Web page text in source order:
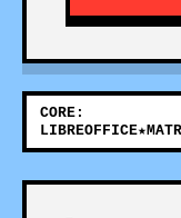
CORE: